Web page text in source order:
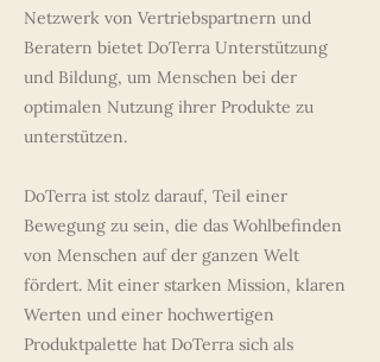
Netzwerk von Vertriebspartnern und
Beratern bietet DoTerra Unterstützung
und Bildung, um Menschen bei der
optimalen Nutzung ihrer Produkte zu
unterstützen.
DoTerra ist stolz darauf, Teil einer
Bewegung zu sein, die das Wohlbefinden
von Menschen auf der ganzen Welt
fördert. Mit einer starken Mission, klaren
Werten und einer hochwertigen
Produktpalette hat DoTerra sich als